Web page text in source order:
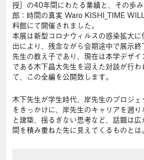
授］の40年間にわたる業績と、その歩
郎：時間の真実 Waro KISHI_TIME
料館にて開催されました。
本展は新型コロナウィルスの感染拡大
出により、残念ながら会期途中で展示
先生の教え子であり、現在は本学デザ
である木下昌大先生を迎えた対談が行わ
て、この全編を公開致します。
木下先生が学生時代、岸先生のプロジ
をきっかけに、岸先生のキャリアを遡
と建築、揺るぎない思考など、話題は
間を積み重ねた先に見えてくるものとは